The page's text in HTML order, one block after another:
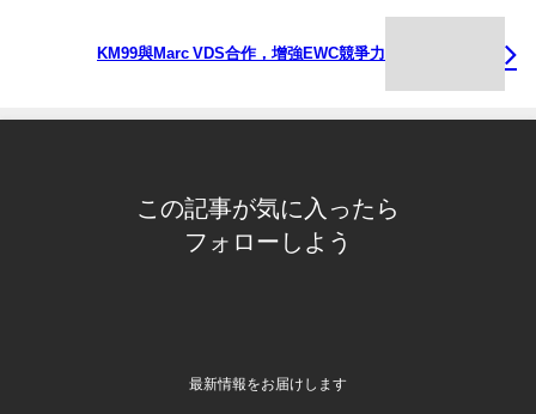
KM99與Marc VDS合作，增強EWC競爭力
この記事が気に入ったら
フォローしよう
最新情報をお届けします